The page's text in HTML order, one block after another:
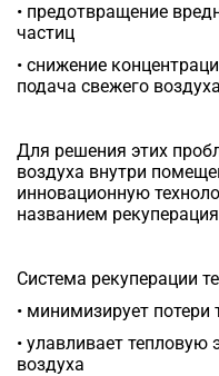
• предотвращение
частиц
• снижение
подача свежего воздуха
Для решения этих
воздуха внутри
инновационную
названием
Система рекуперации
• минимизирует потери
• улавливает
воздуха